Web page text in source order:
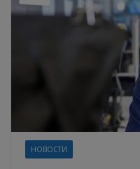
НОВОСТИ